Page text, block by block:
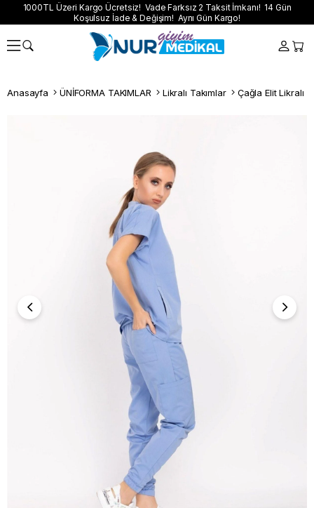
1000TL Üzeri Kargo Ücretsiz! Vade Farksız 2 Taksit İmkanı! 14 Gün
Koşulsuz İade & Değişim! Aynı Gün Kargo!
Anasayfa ÜNİFORMA TAKIMLAR Likralı Takımlar Çağla Elit Likralı